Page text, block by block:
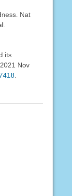
Nat
its
Nov
.